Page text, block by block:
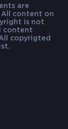
are
content on
is not
content
copyrigted